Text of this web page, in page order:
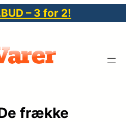
– 3 for 2!
frække